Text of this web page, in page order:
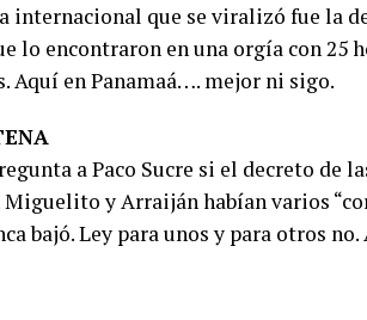
internacional que se viralizó fue la
lo encontraron en una orgía con 25
Aquí en Panamaá…. mejor ni sigo.
a Paco Sucre si el decreto de
Miguelito y Arraiján habían varios
bajó. Ley para unos y para otros